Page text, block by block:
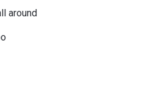
around